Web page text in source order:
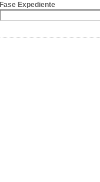
Fase Expediente